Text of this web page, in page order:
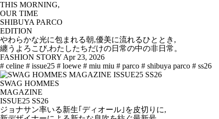
THIS MORNING,
OUR TIME
SHIBUYA PARCO
EDITION
やわらかな光に包まれる朝,優美に流れるひととき,
纏うよろこび,わたしたちだけの日常の中の非日常。
FASHION STORY Apr 23, 2026
# celine # issue25 # loewe # miu miu # parco # shibuya parco # ss26
SWAG HOMMES
MAGAZINE
ISSUE25 SS26
ジョナサン率いる新生｢ディオール｣を皮切りに,